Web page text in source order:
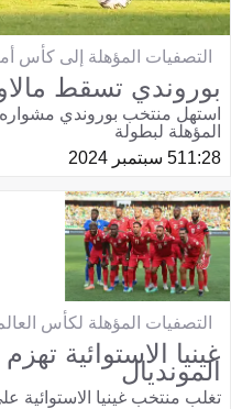
التصفيات المؤهلة إلى كأس
بوروندي تسقط
المؤهلة لبطولة
11:285 سبتمبر 2024
التصفيات المؤهلة لكأس
غينيا الاستوائية
المونديال
تغلب منتخب غينيا الاستوائية